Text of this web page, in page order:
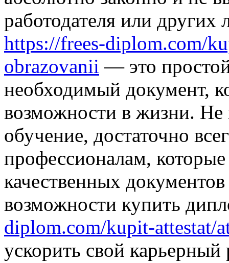
работодателя или
https://frees-diplom.com/
obrazovanii — это
необходимый документ,
возможности в жизни. Не
обучение, достаточно
профессионалам,
качественных
возможности купить
diplom.com/kupit-attestat/
ускорить свой